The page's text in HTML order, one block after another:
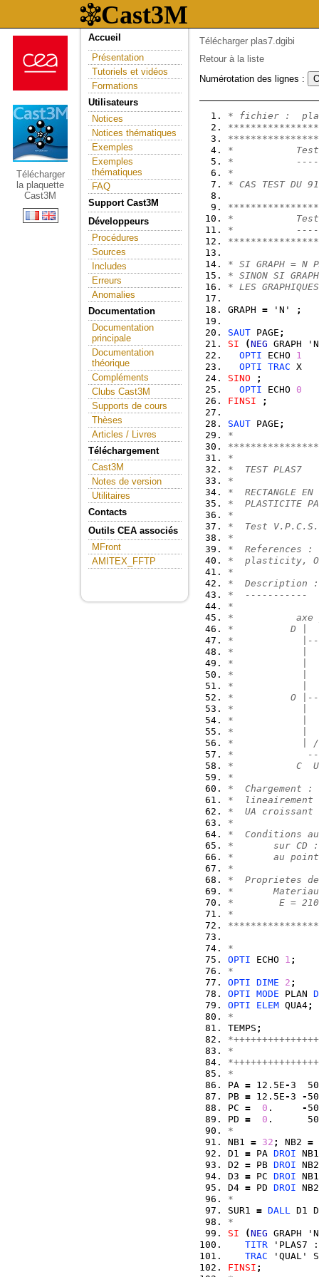
Télécharger
la plaquette
Cast3M
Accueil
Présentation
Tutoriels et vidéos
Formations
Utilisateurs
Notices
Notices thématiques
Exemples
Exemples
thématiques
FAQ
Support Cast3M
Développeurs
Procédures
Sources
Includes
Erreurs
Anomalies
Documentation
Documentation
principale
Documentation
théorique
Compléments
Clubs Cast3M
Supports de cours
Thèses
Articles / Livres
Téléchargement
Cast3M
Notes de version
Utilitaires
Contacts
Outils CEA associés
MFront
AMITEX_FFTP
Télécharger plas7.dgibi
Retour à la liste
Numérotation des lignes :
* fichier :
*           Test
*
*
* CAS TEST DU
*           Test
*
* SI GRAPH = N
* SINON SI
* LES
GRAPH = 'N' ;
SAUT PAGE ;
SI
(NEG GRAPH
OPTI ECHO 1
OPTI TRAC X
SINO
;
OPTI ECHO 0
FINSI
;
SAUT PAGE ;
*
*
*  TEST
*
*  RECTANGLE
*
*
*  Test
*
*  References
*  plasticity,
*
*
*
*
*
*          D |
*            |-----
*            |
*            |
*            |
*            |
*          O
*            |
*            |
*            |
*            |
*
*           C
*
*  Chargement
*
*  UA
*
*
*       sur
*       au
*
*  Proprietes
*
*        E = 210
*
*
OPTI ECHO 1 ;
*
OPTI DIME 2 ;
OPTI MODE PLAN
OPTI
ELEM QUA4;
*
TEMPS ;
*
*
PA = 12.5E-3
PB = 12.5E-3 -
PC = 0 . -
PD = 0 .
*
NB1 = 32 ; NB2 =
D1 = PA DROI
D2 = PB DROI
D3 = PC DROI
D4 = PD DROI
*
SUR1 = DALL D1
*
SI
(NEG GRAPH
TITR 'PLAS7 :
TRAC 'QUAL'
FINSI ;